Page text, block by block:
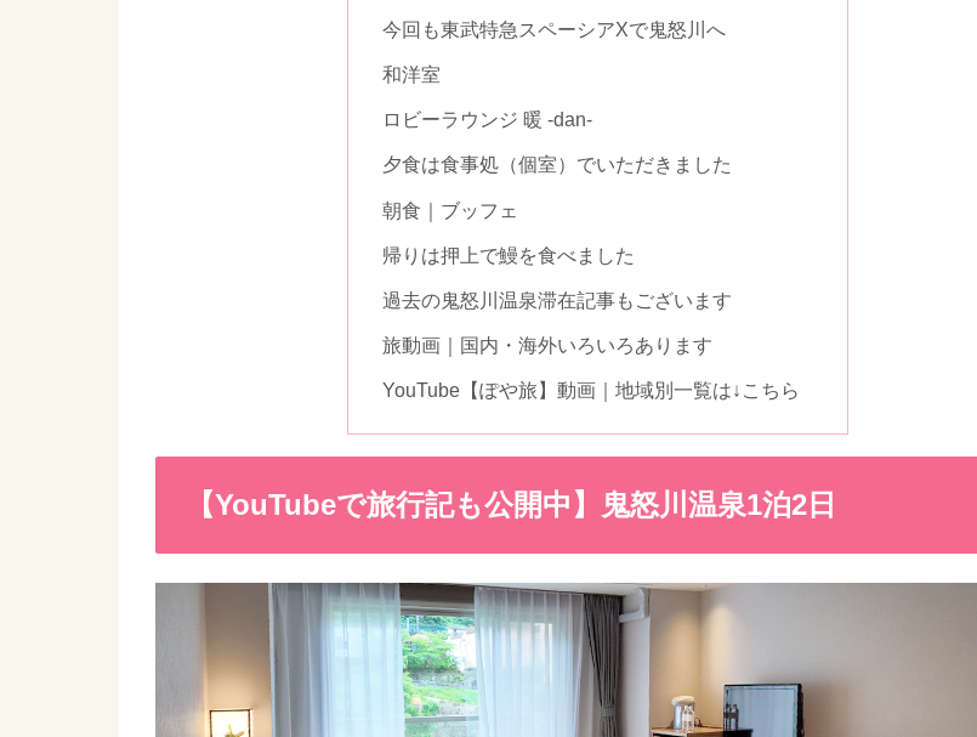
今回も東武特急スペーシアXで鬼怒川へ
和洋室
ロビーラウンジ 暖 -dan-
夕食は食事処（個室）でいただきました
朝食｜ブッフェ
帰りは押上で鰻を食べました
過去の鬼怒川温泉滞在記事もございます
旅動画｜国内・海外いろいろあります
YouTube【ぽや旅】動画｜地域別一覧は↓こちら
【YouTubeで旅行記も公開中】鬼怒川温泉1泊2日